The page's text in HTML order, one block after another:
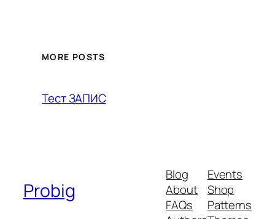
MORE POSTS
Тест ЗАПИС
Probig
Blog
About
FAQs
Events
Shop
Patterns